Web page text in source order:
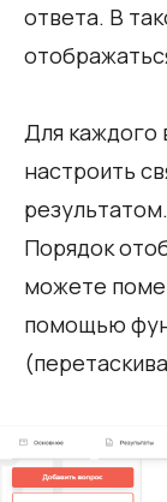
ответа. В
Для каждого
настроить
результатом.
Порядок
можете
помощью